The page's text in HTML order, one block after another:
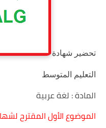
تحضير شهادة
التعليم المتوسط
المادة : لغة عربية